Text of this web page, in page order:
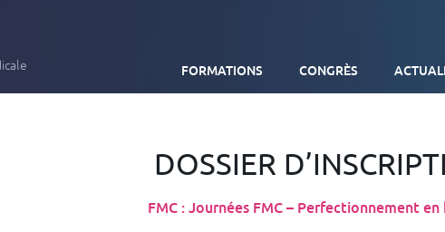
FORMATIONS
DIPLÔME UNIVERSITAIRE D’HYPNOSE
CONGRÈS
DOSSIER
FMC : Journées FMC – Perfectionnement en